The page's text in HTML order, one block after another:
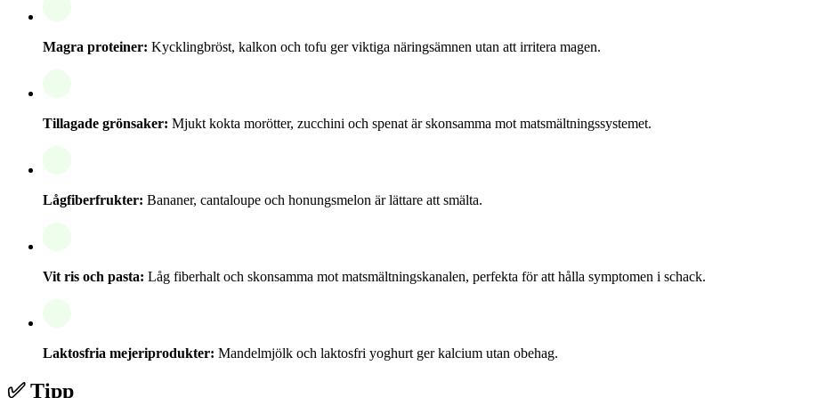
Magra proteiner: Kycklingbröst, kalkon och tofu ger viktiga näringsämnen utan att irritera magen.
Tillagade grönsaker: Mjukt kokta morötter, zucchini och spenat är skonsamma mot matsmältningssystemet.
Lågfiberfrukter: Bananer, cantaloupe och honungsmelon är lättare att smälta.
Vit ris och pasta: Låg fiberhalt och skonsamma mot matsmältningskanalen, perfekta för att hålla symptomen i schack.
Laktosfria mejeriprodukter: Mandelmjölk och laktosfri yoghurt ger kalcium utan obehag.
✅ Tipp